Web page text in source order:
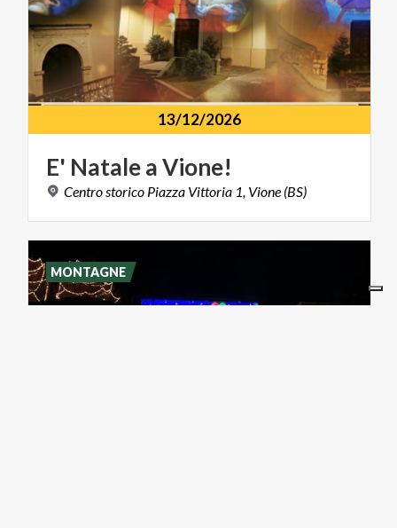
13/12/2026
E' NataleaVione!
Centro storico Piazza Vittoria 1, Vione (BS)
MONTAGNE